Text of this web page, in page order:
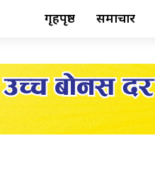
गृहपृष्ठ समाचार